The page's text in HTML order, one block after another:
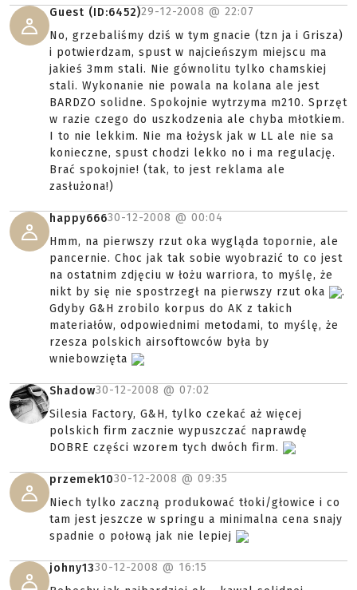
Guest (ID:6452)29-12-2008 @ 22:07
No, grzebaliśmy dziś w tym gnacie (tzn ja i Grisza)
i potwierdzam, spust w najcieńszym miejscu ma
jakieś 3mm stali. Nie gównolitu tylko chamskiej
stali. Wykonanie nie powala na kolana ale jest
BARDZO solidne. Spokojnie wytrzyma m210. Sprzęt
w razie czego do uszkodzenia ale chyba młotkiem.
I to nie lekkim. Nie ma łożysk jak w LL ale nie sa
konieczne, spust chodzi lekko no i ma regulację.
Brać spokojnie! (tak, to jest reklama ale
zasłużona!)
happy66630-12-2008 @ 00:04
Hmm, na pierwszy rzut oka wygląda topornie, ale
pancernie. Choc jak tak sobie wyobrazić to co jest
na ostatnim zdjęciu w łożu warriora, to myślę, że
nikt by się nie spostrzegł na pierwszy rzut oka
.
Gdyby G&H zrobilo korpus do AK z takich
materiałów, odpowiednimi metodami, to myślę, że
rzesza polskich airsoftowców była by
wniebowzięta
Shadow30-12-2008 @ 07:02
Silesia Factory, G&H, tylko czekać aż więcej
polskich firm zacznie wypuszczać naprawdę
DOBRE części wzorem tych dwóch firm.
przemek1030-12-2008 @ 09:35
Niech tylko zaczną produkować tłoki/głowice i co
tam jest jeszcze w springu a minimalna cena snajy
spadnie o połową jak nie lepiej
johny1330-12-2008 @ 16:15